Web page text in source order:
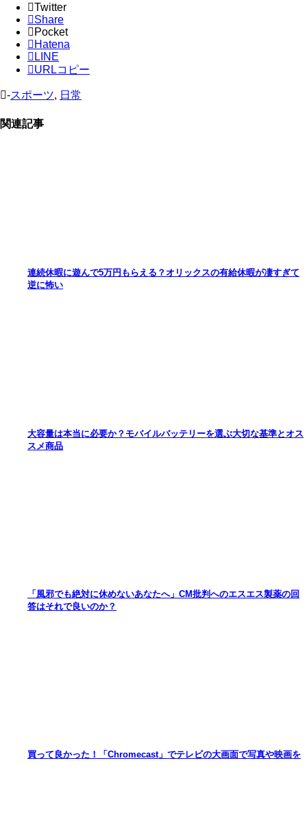
Twitter
Share
Pocket
Hatena
LINE
URLコピー
-スポーツ, 日常
関連記事
連続休暇に遊んで5万円もらえる？オリックスの有給休暇が凄すぎて
逆に怖い
大容量は本当に必要か？モバイルバッテリーを選ぶ大切な基準とオス
スメ商品
「風邪でも絶対に休めないあなたへ」CM批判へのエスエス製薬の回
答はそれで良いのか？
買って良かった！「Chromecast」でテレビの大画面で写真や映画を